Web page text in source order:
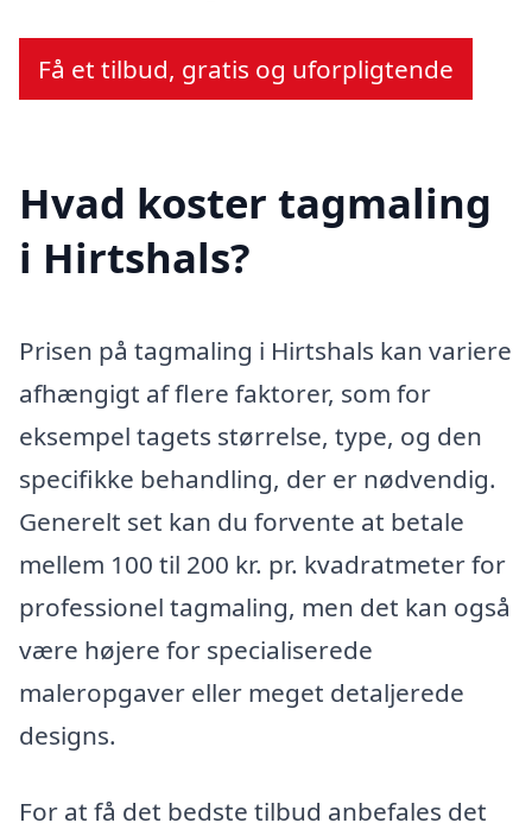
Få et tilbud, gratis og uforpligtende
Hvad koster tagmaling
i Hirtshals?
Prisen på tagmaling i Hirtshals kan variere
afhængigt af flere faktorer, som for
eksempel tagets størrelse, type, og den
specifikke behandling, der er nødvendig.
Generelt set kan du forvente at betale
mellem 100 til 200 kr. pr. kvadratmeter for
professionel tagmaling, men det kan også
være højere for specialiserede
maleropgaver eller meget detaljerede
designs.
For at få det bedste tilbud anbefales det